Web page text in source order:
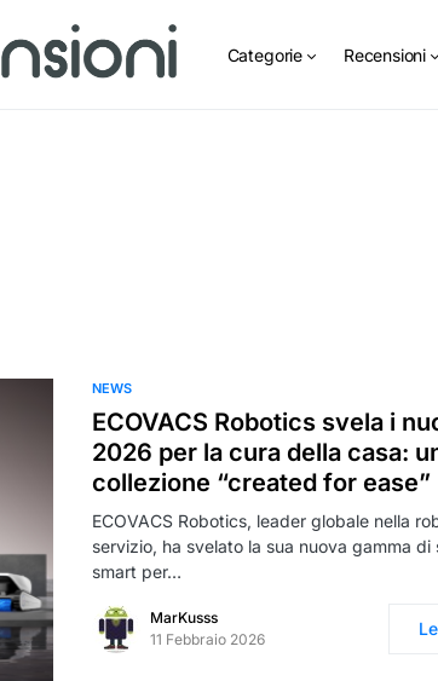
Categorie Recensioni
NEWS
ECOVACS Robotics svela i
2026 per la cura della casa:
collezione “created for ease”
ECOVACS Robotics, leader globale nella
servizio, ha svelato la sua nuova gamma di
smart per…
MarKusss
11 Febbraio 2026